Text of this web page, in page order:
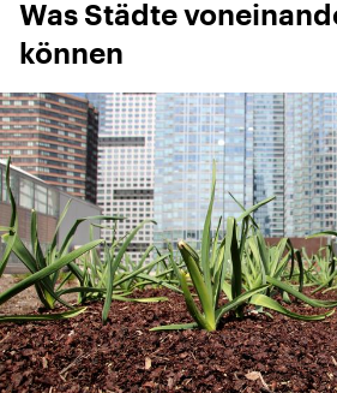
Was Städte
können